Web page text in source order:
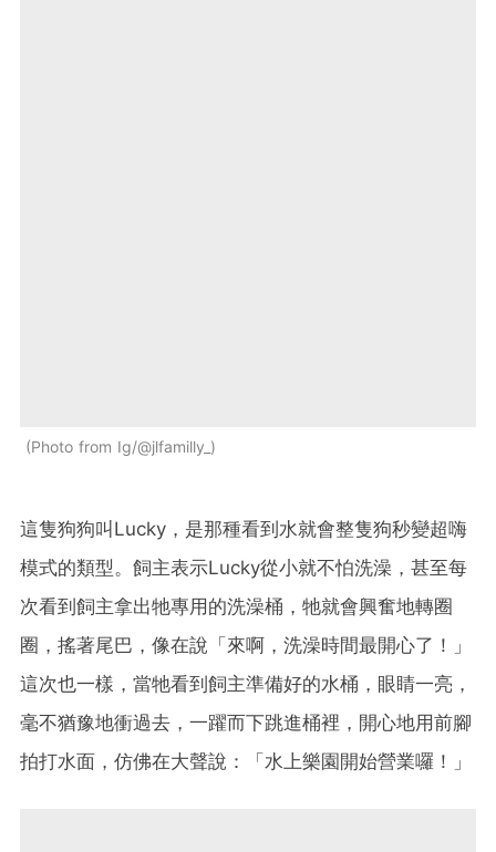
Photo from Ig/@jlfamilly_
這隻狗狗叫Lucky，是那種看到水就會整隻狗秒變超嗨
模式的類型。飼主表示Lucky從小就不怕洗澡，甚至每
次看到飼主拿出牠專用的洗澡桶，牠就會興奮地轉圈
圈，搖著尾巴，像在說「來啊，洗澡時間最開心了！」
這次也一樣，當牠看到飼主準備好的水桶，眼睛一亮，
毫不猶豫地衝過去，一躍而下跳進桶裡，開心地用前腳
拍打水面，仿佛在大聲說：「水上樂園開始營業囉！」